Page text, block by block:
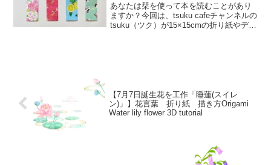
あなたは栞を使って本を読むことがあり
ますか？今回は、tsuku cafeチャンネルの
tsuku（ツク）が15×15cmの折り紙やデザ
【7月7日誕生花を工作「睡蓮(スイレ
ン)」】花言葉 折り紙 描き方Origami
Water lily flower 3D tutorial